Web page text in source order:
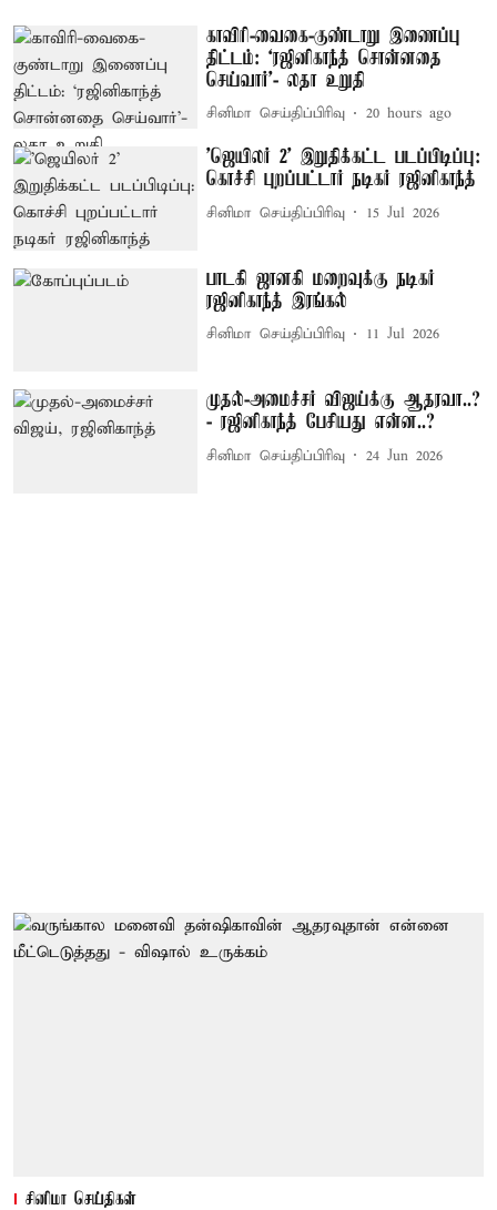
காவிரி-வைகை-குண்டாறு இணைப்பு
திட்டம்: ‘ரஜினிகாந்த் சொன்னதை
செய்வார்’- லதா உறுதி
சினிமா செய்திப்பிரிவு 20 hours ago
'ஜெயிலர் 2’ இறுதிக்கட்ட படப்பிடிப்பு:
கொச்சி புறப்பட்டார் நடிகர் ரஜினிகாந்த்
சினிமா செய்திப்பிரிவு 15 Jul 2026
பாடகி ஜானகி மறைவுக்கு நடிகர்
ரஜினிகாந்த் இரங்கல்
சினிமா செய்திப்பிரிவு 11 Jul 2026
முதல்-அமைச்சர் விஜய்க்கு ஆதரவா..?
- ரஜினிகாந்த் பேசியது என்ன..?
சினிமா செய்திப்பிரிவு 24 Jun 2026
சினிமா செய்திகள்